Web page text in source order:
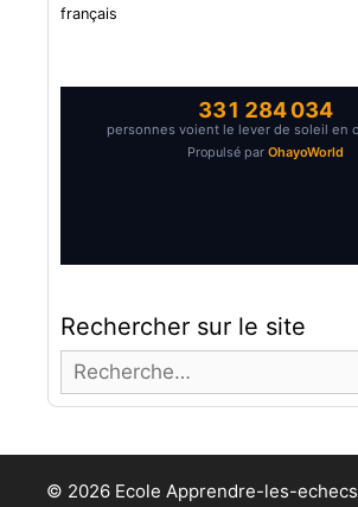
français
Rechercher sur le site
e
h
e
© 2026 Ecole Apprendre-les-echecs